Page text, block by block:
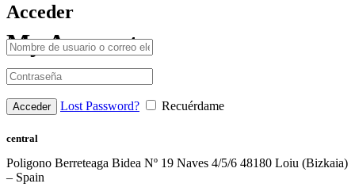
My Account
Acceder
Lost Password? Recuérdame
central
Poligono Berreteaga Bidea Nº 19 Naves 4/5/6 48180 Loiu (Bizkaia)
– Spain